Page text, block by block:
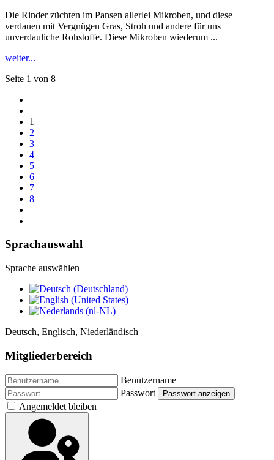
Die Rinder züchten im Pansen allerlei Mikroben, und diese
verdauen mit Vergnügen Gras, Stroh und andere für uns
unverdauliche Rohstoffe. Diese Mikroben wiederum ...
weiter...
Seite 1 von 8
1
2
3
4
5
6
7
8
Sprachauswahl
Sprache auswählen
Deutsch, Englisch, Niederländisch
Mitgliederbereich
Benutzername
Passwort
Passwort anzeigen
Angemeldet bleiben